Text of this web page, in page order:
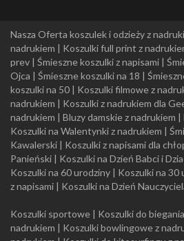
Nasza Oferta koszulek i odzieży z
nadrukiem
Koszulki full print z
prev
Śmieszne koszulki z napisami
Ojca
Śmieszne koszulki na 18
koszulki na 50
Koszulki filmowe z
nadrukiem
Koszulki z nadrukiem dla
nadrukiem
Bluzy damskie z nadrukiem
Koszulki na Walentynki z nadrukiem
Kawalerski
Koszulki z napisami dla
Panieński
Koszulki na Dzień Babci i
Koszulki na 60 urodziny
Koszulki na 30
z napisami
Koszulki na Dzień
Koszulki sportowe Koszulki do biegania
nadrukiem
Koszulki bowlingowe z